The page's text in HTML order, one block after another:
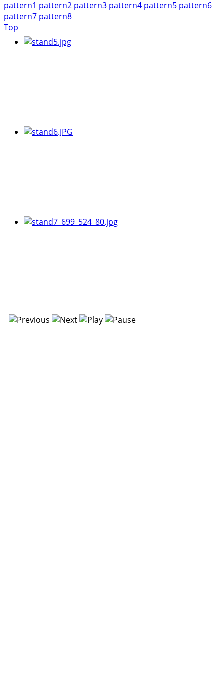
pattern1 pattern2 pattern3 pattern4 pattern5 pattern6
pattern7 pattern8
Top